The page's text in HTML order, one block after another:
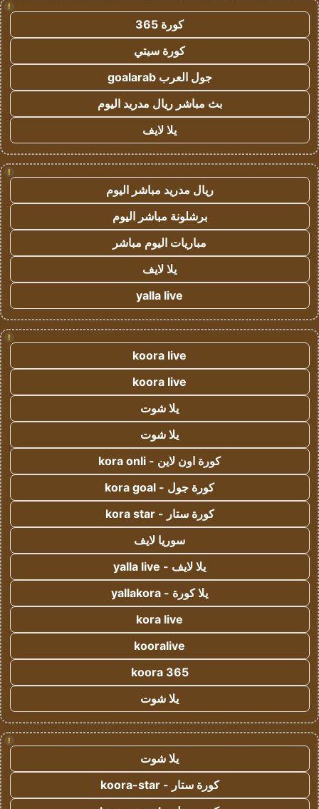
!
كورة 365
كورة سيتي
جول العرب goalarab
بث مباشر ريال مدريد اليوم
يلا لايف
!
ريال مدريد مباشر اليوم
برشلونة مباشر اليوم
مباريات اليوم مباشر
يلا لايف
yalla live
!
koora live
koora live
يلا شوت
يلا شوت
كورة اون لاين - kora onli
كورة جول - kora goal
كورة ستار - kora star
سوريا لايف
يلا لايف - yalla live
يلا كورة - yallakora
kora live
kooralive
koora 365
يلا شوت
!
يلا شوت
كورة ستار - koora-star